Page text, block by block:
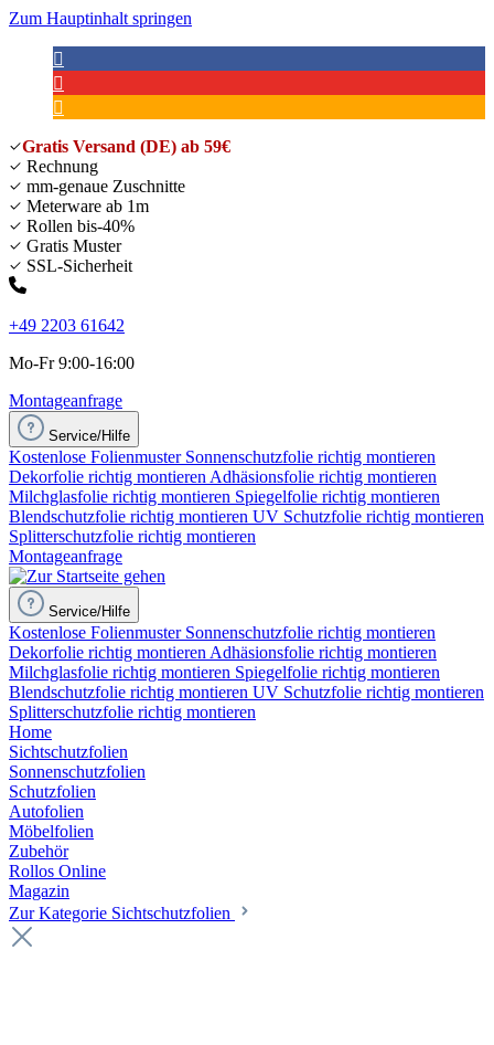
Zum Hauptinhalt springen
Gratis Versand (DE) ab 59€
Rechnung
mm-genaue Zuschnitte
Meterware ab 1m
Rollen bis-40%
Gratis Muster
SSL-Sicherheit
+49 2203 61642
Mo-Fr 9:00-16:00
Montageanfrage
Service/Hilfe
Kostenlose Folienmuster Sonnenschutzfolie richtig montieren
Dekorfolie richtig montieren Adhäsionsfolie richtig montieren
Milchglasfolie richtig montieren Spiegelfolie richtig montieren
Blendschutzfolie richtig montieren UV Schutzfolie richtig montieren
Splitterschutzfolie richtig montieren
Montageanfrage
Service/Hilfe
Kostenlose Folienmuster Sonnenschutzfolie richtig montieren
Dekorfolie richtig montieren Adhäsionsfolie richtig montieren
Milchglasfolie richtig montieren Spiegelfolie richtig montieren
Blendschutzfolie richtig montieren UV Schutzfolie richtig montieren
Splitterschutzfolie richtig montieren
Home
Sichtschutzfolien
Sonnenschutzfolien
Schutzfolien
Autofolien
Möbelfolien
Zubehör
Rollos Online
Magazin
Zur Kategorie Sichtschutzfolien